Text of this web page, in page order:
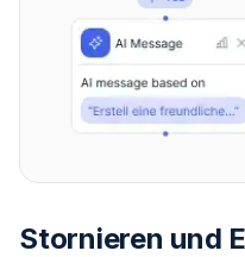
Stornieren und